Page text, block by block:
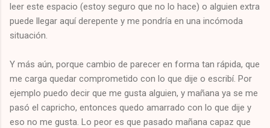
leer este espacio (estoy seguro que no lo hace) o alguien extra
puede llegar aquí derepente y me pondría en una incómoda
situación.
Y más aún, porque cambio de parecer en forma tan rápida, que
me carga quedar comprometido con lo que dije o escribí. Por
ejemplo puedo decir que me gusta alguien, y mañana ya se me
pasó el capricho, entonces quedo amarrado con lo que dije y
eso no me gusta. Lo peor es que pasado mañana capaz que